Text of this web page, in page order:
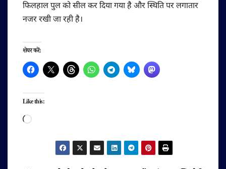
फिलहाल पुल को सील कर दिया गया है और स्थिति पर लगातार
नजर रखी जा रही है।
शेयर करें:
Like this:
Loading…